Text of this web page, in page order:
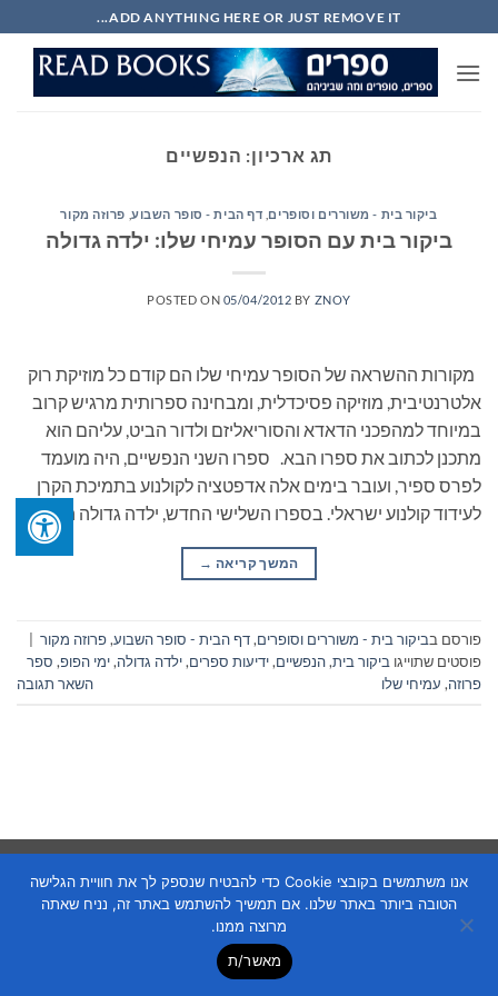
to
content
ADD ANYTHING HERE OR JUST REMOVE IT...
תג ארכיון: הנפשיים
ביקור בית - משוררים וסופרים דף הבית - סופר השבוע, פרוזה מקור
ביקור בית עם הסופר עמיחי שלו: ילדה גדולה
POSTED ON 05/04/2012 BY ZNOY
מקורות ההשראה של הסופר עמיחי שלו הם קודם כל מוזיקת רוק
אלטרנטיבית, מוזיקה פסיכדלית, ומבחינה ספרותית מרגיש קרוב
במיוחד למהפכני הדאדא והסוריאליזם ולדור הביט, עליהם הוא
מתכנן לכתוב את ספרו הבא. ספרו השני הנפשיים, היה מועמד
לפרס ספיר, ועובר בימים אלה אדפטציה לקולנוע בתמיכת הקרן
לעידוד קולנוע ישראלי. בספרו השלישי החדש, ילדה גדולה הוא […]
המשך קריאה →
פורסם בביקור בית - משוררים וסופרים,דף הבית - סופר השבוע,פרוזה מקור
פוסטים שתוייגו ביקור בית,הנפשיים,ידיעות ספרים,ילדה גדולה,ימי הפופ, ספר
פרוזה, עמיחי שלו השאר תגובה
אנו משתמשים בקובצי Cookie כדי להבטיח שנספק לך את חוויית הגלישה
הטובה ביותר באתר שלנו. אם תמשיך להשתמש באתר זה, נניח שאתה
מרוצה ממנו.
מאשר/ת